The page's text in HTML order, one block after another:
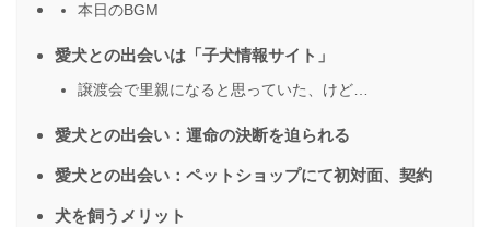
本日のBGM
愛犬との出会いは「子犬情報サイト」
譲渡会で里親になると思っていた、けど…
愛犬との出会い：運命の決断を迫られる
愛犬との出会い：ペットショップにて初対面、契約
犬を飼うメリット